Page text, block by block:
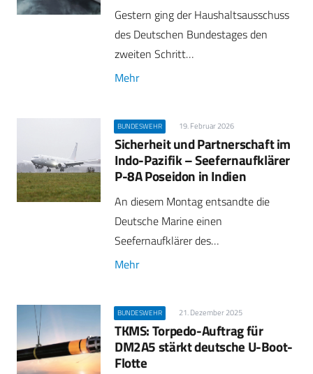
Gestern ging der Haushaltsausschuss
des Deutschen Bundestages den
zweiten Schritt…
Mehr
BUNDESWEHR 19. Februar 2026
Sicherheit und Partnerschaft im
Indo-Pazifik – Seefernaufklärer
P-8A Poseidon in Indien
An diesem Montag entsandte die
Deutsche Marine einen
Seefernaufklärer des…
Mehr
BUNDESWEHR 21. Dezember 2025
TKMS: Torpedo-Auftrag für
DM2A5 stärkt deutsche U-Boot-
Flotte